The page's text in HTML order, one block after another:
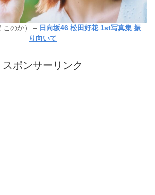
このか） – 日向坂46 松田好花 1st写真集 振
り向いて
スポンサーリンク